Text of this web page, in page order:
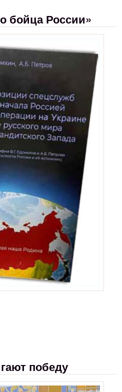
бойца России»
победу